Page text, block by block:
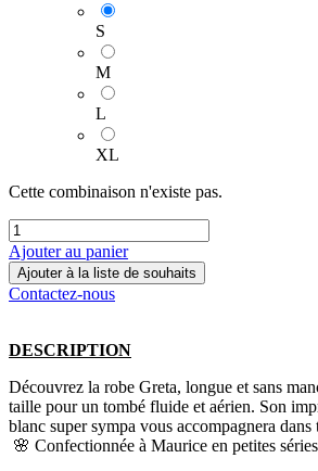
S
M
L
XL
Cette combinaison n'existe pas.
Ajouter au panier
Ajouter à la liste de souhaits
Contactez-nous
DESCRIPTION
Découvrez la robe Greta, longue et sans
taille pour un tombé fluide et aérien. Son
blanc super sympa vous accompagnera dans
🌸 Confectionnée à Maurice en petites